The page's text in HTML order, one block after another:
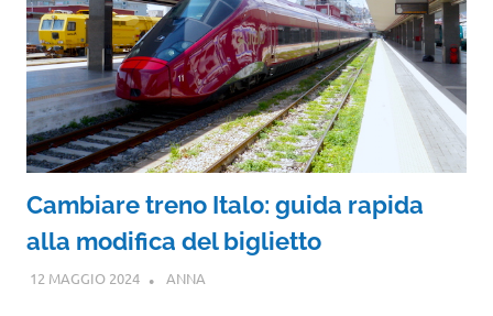
Cambiare treno Italo: guida rapida
alla modifica del biglietto
12 MAGGIO 2024 ANNA